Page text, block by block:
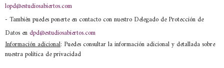
lopd@estudiosabiertos.com
- También puedes ponerte en contacto con nuestro Delegado de Protección de
Datos en dpd@estudiosabiertos.com
Información adicional: Puedes consultar la información adicional y detallada sobre
nuestra política de privacidad